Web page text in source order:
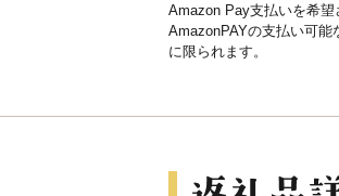
Amazon Pay支払いを希望
AmazonPAYの支払い可能
に限られます。